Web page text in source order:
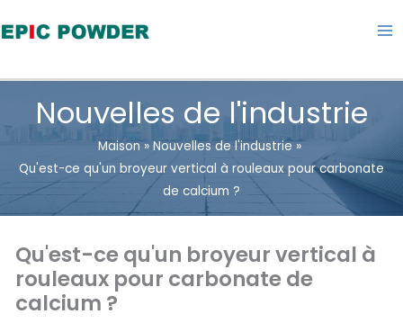
au
Nouvelles de l'industrie
Maison
Nouvelles de l'industrie
Qu'est-ce qu'un broyeur vertical à rouleaux pour carbonate
de calcium ?
Qu'est-ce qu'un broyeur vertical à
rouleaux pour carbonate de
calcium ?